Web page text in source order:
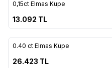
0,15ct Elmas Küpe
13.092 TL
0.40 ct Elmas Küpe
26.423 TL